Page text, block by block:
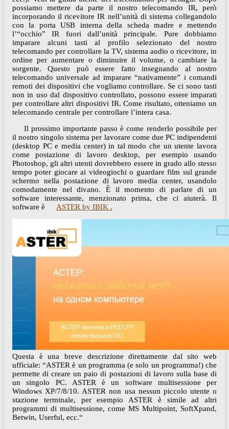
possiamo mettere da parte il nostro telecomando IR, però
incorporando il ricevitore IR nell’unità di sistema collegandolo
con la porta USB interna della scheda madre e mettendo
l’“occhio” IR fuori dall’unità principale. Pure dobbiamo
imparare alcuni tasti al profilo selezionato del nostro
telecomando per controllare la TV, sistema audio o ricevitore, in
ordine per aumentare o diminuire il volume, o cambiare la
sorgente. Questo può essere fatto insegnando al nostro
telecomando universale ad imparare “nativamente” i comandi
remoti dei dispositivi che vogliamo controllare. Se ci sono tasti
non in uso dal dispositivo controllato, possono essere imparati
per controllare altri dispositivi IR. Come risultato, otteniamo un
telecomando centrale per controllare l’intera casa.
Il prossimo importante passo è come renderlo possibile per
il nostro singolo sistema per lavorare come due PC indipendenti
(desktop PC e media center) in tal modo che un utente lavora
come postazione di lavoro desktop, per esempio usando
Photoshop, gli altri utenti dovrebbero essere in grado allo stesso
tempo poter giocare ai videogiochi o guardare film sul grande
schermo nella postazione di lavoro media center, usandolo
comodamente nel divano. È il momento di parlare di un
software interessante, menzionato prima, che ci aiuterà. Il
software è
ASTER by IBIK .
Questa è una breve descrizione direttamente dal sito web
ufficiale: “ASTER è un programma (e solo un programma!) che
permette di creare un paio di postazioni di lavoro sulla base di
un singolo PC. ASTER è un software multisessione per
Windows XP/7/8/10. ASTER non usa nessun piccolo utente o
stazione terminale, per esempio ASTER è simile ad altri
programmi di multisessione, come MS Multipoint, SoftXpand,
Betwin, Userful, ecc.“